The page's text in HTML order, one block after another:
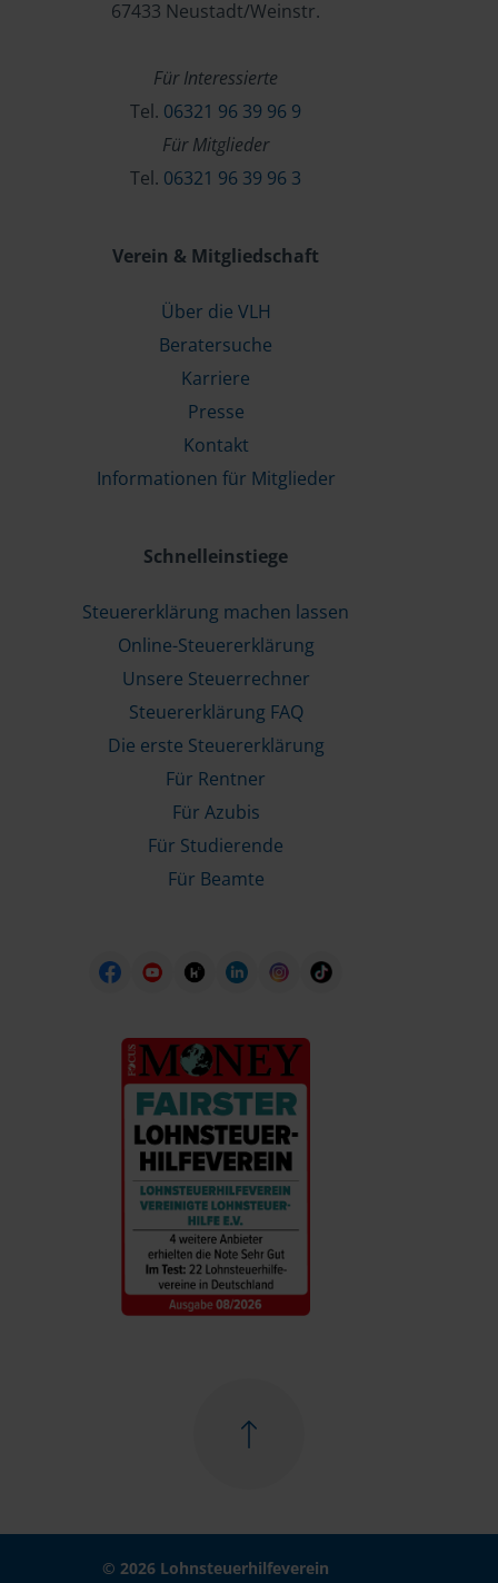
67433 Neustadt/Weinstr.
Für Interessierte
Tel. 06321 96 39 96 9
Für Mitglieder
Tel. 06321 96 39 96 3
Verein & Mitgliedschaft
Über die VLH
Beratersuche
Karriere
Presse
Kontakt
Informationen für Mitglieder
Schnelleinstiege
Steuererklärung machen lassen
Online-Steuererklärung
Unsere Steuerrechner
Steuererklärung FAQ
Die erste Steuererklärung
Für Rentner
Für Azubis
Für Studierende
Für Beamte
© 2026 Lohnsteuerhilfeverein